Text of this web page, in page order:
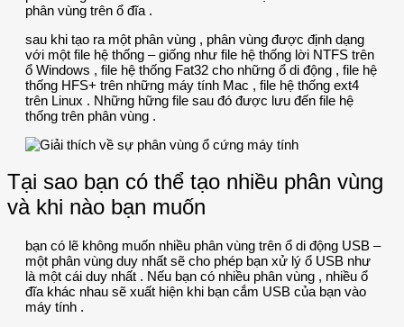
phân vùng trên ổ đĩa .
sau khi tạo ra một phân vùng , phân vùng được định dạng
với một file hệ thống – giống như file hệ thống lời NTFS trên
ổ Windows , file hệ thống Fat32 cho những ổ di động , file hệ
thống HFS+ trên những máy tính Mac , file hệ thống ext4
trên Linux . Những hững file sau đó được lưu đến file hệ
thống trên phân vùng .
Tại sao bạn có thể tạo nhiều phân vùng
và khi nào bạn muốn
bạn có lẽ không muốn nhiều phân vùng trên ổ di động USB –
một phân vùng duy nhất sẽ cho phép bạn xử lý ổ USB như
là một cái duy nhất . Nếu bạn có nhiều phân vùng , nhiều ổ
đĩa khác nhau sẽ xuất hiện khi bạn cắm USB của bạn vào
máy tính .